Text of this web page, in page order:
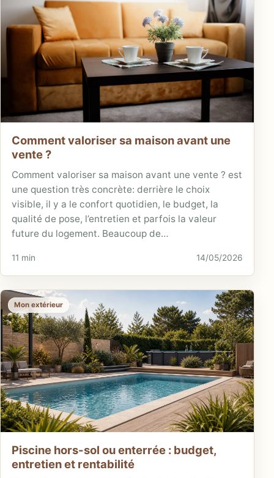
Comment valoriser sa maison avant une
vente ?
Comment valoriser sa maison avant une vente ? est
une question très concrète: derrière le choix
visible, il y a le confort quotidien, le budget, la
qualité de pose, l’entretien et parfois la valeur
future du logement. Beaucoup de…
11 min 14/05/2026
Mon extérieur
Piscine hors-sol ou enterrée : budget,
entretien et rentabilité